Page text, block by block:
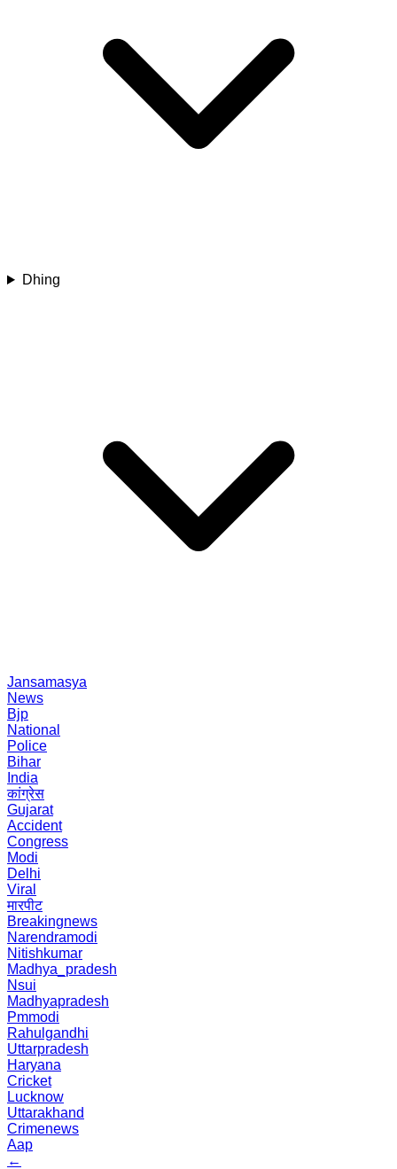
Dhing
Jansamasya
News
Bjp
National
Police
Bihar
India
कांग्रेस
Gujarat
Accident
Congress
Modi
Delhi
Viral
मारपीट
Breakingnews
Narendramodi
Nitishkumar
Madhya_pradesh
Nsui
Madhyapradesh
Pmmodi
Rahulgandhi
Uttarpradesh
Haryana
Cricket
Lucknow
Uttarakhand
Crimenews
Aap
←